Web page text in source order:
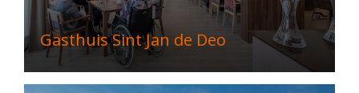
Gasthuis Sint Jan de Deo